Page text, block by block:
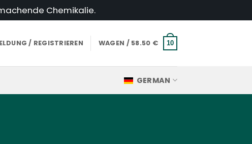
Chemikalie.
/ REGISTRIEREN WAGEN / 58.50 € 10
GERMAN